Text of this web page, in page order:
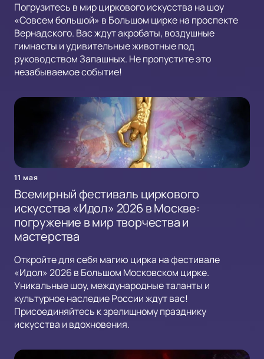
Погрузитесь в мир циркового искусства на шоу
«Совсем большой» в Большом цирке на проспекте
Вернадского. Вас ждут акробаты, воздушные
гимнасты и удивительные животные под
руководством Запашных. Не пропустите это
незабываемое событие!
11 мая
Всемирный фестиваль циркового
искусства «Идол» 2026 в Москве:
погружение в мир творчества и
мастерства
Откройте для себя магию цирка на фестивале
«Идол» 2026 в Большом Московском цирке.
Уникальные шоу, международные таланты и
культурное наследие России ждут вас!
Присоединяйтесь к зрелищному празднику
искусства и вдохновения.